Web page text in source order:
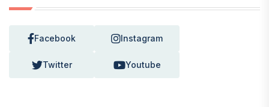
Facebook Instagram
Twitter Youtube